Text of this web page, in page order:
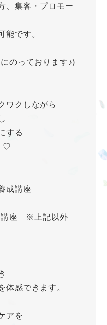
、集客・プロモー
能です。
のっております♪)
ワクしながら
する
♡
成講座
講座 ※上記以外
体感できます。
アを